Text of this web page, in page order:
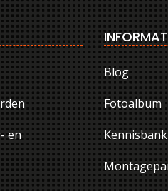
en
Blog
Fotoalbum
Kennisbank